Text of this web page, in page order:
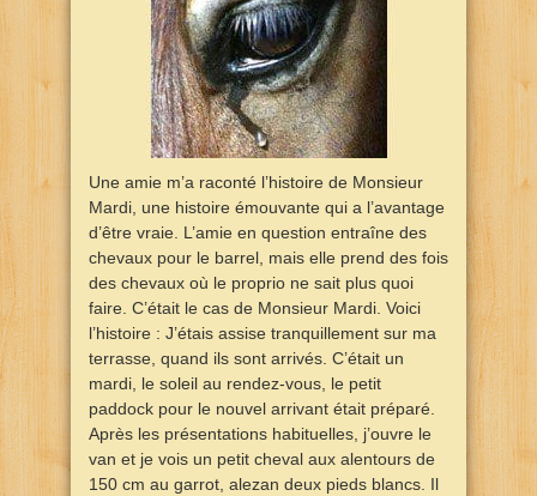
Une amie m’a raconté l’histoire de Monsieur
Mardi, une histoire émouvante qui a l’avantage
d’être vraie. L’amie en question entraîne des
chevaux pour le barrel, mais elle prend des fois
des chevaux où le proprio ne sait plus quoi
faire. C’était le cas de Monsieur Mardi. Voici
l’histoire : J’étais assise tranquillement sur ma
terrasse, quand ils sont arrivés. C’était un
mardi, le soleil au rendez-vous, le petit
paddock pour le nouvel arrivant était préparé.
Après les présentations habituelles, j’ouvre le
van et je vois un petit cheval aux alentours de
150 cm au garrot, alezan deux pieds blancs. Il